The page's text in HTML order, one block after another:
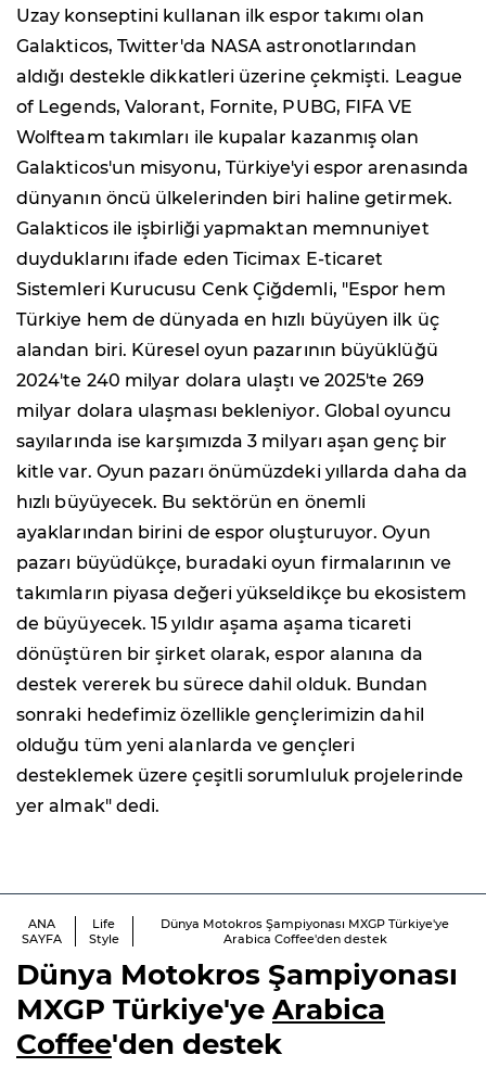
Uzay konseptini kullanan ilk espor takımı olan
Galakticos, Twitter'da NASA astronotlarından
aldığı destekle dikkatleri üzerine çekmişti. League
of Legends, Valorant, Fornite, PUBG, FIFA VE
Wolfteam takımları ile kupalar kazanmış olan
Galakticos'un misyonu, Türkiye'yi espor arenasında
dünyanın öncü ülkelerinden biri haline getirmek.
Galakticos ile işbirliği yapmaktan memnuniyet
duyduklarını ifade eden Ticimax E-ticaret
Sistemleri Kurucusu Cenk Çiğdemli, "Espor hem
Türkiye hem de dünyada en hızlı büyüyen ilk üç
alandan biri. Küresel oyun pazarının büyüklüğü
2024'te 240 milyar dolara ulaştı ve 2025'te 269
milyar dolara ulaşması bekleniyor. Global oyuncu
sayılarında ise karşımızda 3 milyarı aşan genç bir
kitle var. Oyun pazarı önümüzdeki yıllarda daha da
hızlı büyüyecek. Bu sektörün en önemli
ayaklarından birini de espor oluşturuyor. Oyun
pazarı büyüdükçe, buradaki oyun firmalarının ve
takımların piyasa değeri yükseldikçe bu ekosistem
de büyüyecek. 15 yıldır aşama aşama ticareti
dönüştüren bir şirket olarak, espor alanına da
destek vererek bu sürece dahil olduk. Bundan
sonraki hedefimiz özellikle gençlerimizin dahil
olduğu tüm yeni alanlarda ve gençleri
desteklemek üzere çeşitli sorumluluk projelerinde
yer almak" dedi.
ANA
SAYFA
Life
Style
Dünya Motokros Şampiyonası MXGP Türkiye'ye
Arabica Coffee'den destek
Dünya Motokros Şampiyonası
MXGP Türkiye'ye Arabica
Coffee'den destek